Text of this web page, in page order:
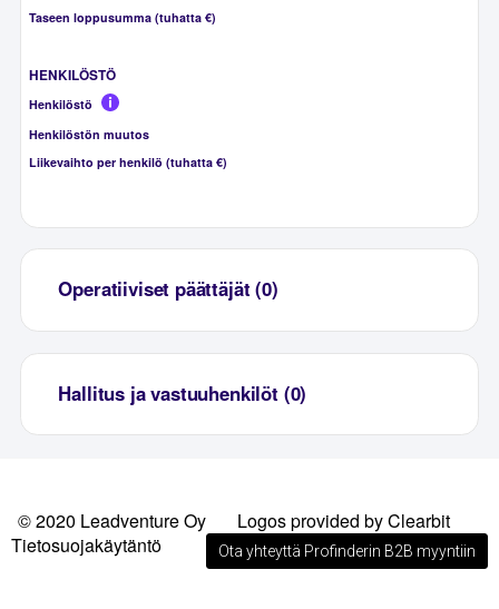
Taseen loppusumma (tuhatta €)
HENKILÖSTÖ
Henkilöstö
Henkilöstön muutos
Liikevaihto per henkilö (tuhatta €)
Operatiiviset päättäjät (0)
Hallitus ja vastuuhenkilöt (0)
© 2020 Leadventure Oy
Logos provided by Clearbit
Tietosuojakäytäntö
Ota yhteyttä Profinderin B2B myyntiin